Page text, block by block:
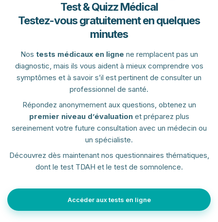
Test & Quizz Médical
Testez-vous gratuitement en quelques
minutes
Nos tests médicaux en ligne ne remplacent pas un
diagnostic, mais ils vous aident à mieux comprendre vos
symptômes et à savoir s’il est pertinent de consulter un
professionnel de santé.
Répondez anonymement aux questions, obtenez un
premier niveau d’évaluationet préparez plus
sereinement votre future consultation avec un médecin ou
un spécialiste.
Découvrez dès maintenant nos questionnaires thématiques,
dont le test TDAH et le test de somnolence.
Accéder aux tests en ligne